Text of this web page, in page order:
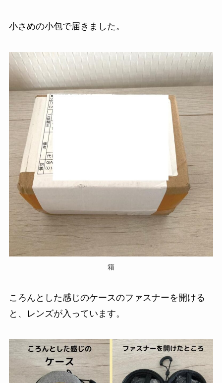
小さめの小包で届きました。
箱
ころんとした感じのケースのファスナーを開ける
と、レンズが入っています。